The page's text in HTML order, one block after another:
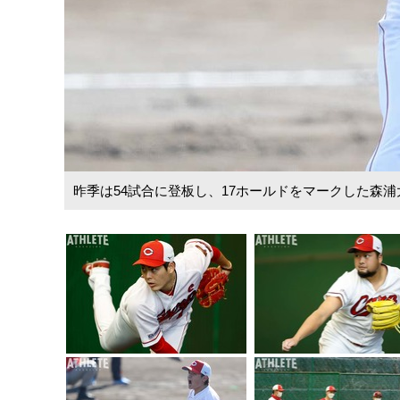
昨季は54試合に登板し、17ホールドをマークした森浦